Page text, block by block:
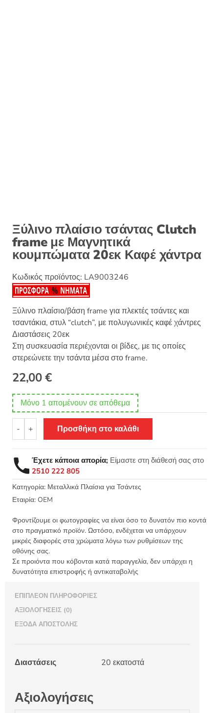
Ξύλινο πλαίσιο τσάντας Clutch
frame με Μαγνητικά
κουμπώματα 20εκ Καφέ χάντρα
Κωδικός προϊόντος: LA9003246
Ξύλινο πλαίσιο/βάση frame για πλεκτές τσάντες και
τσαντάκια, στυλ “clutch”, με πολυγωνικές καφέ χάντρες
Διαστάσεις 20εκ
Στη συσκευασία περιέχονται οι βίδες, με τις οποίες
στερεώνετε την τσάντα μέσα στο frame.
22,00€
Μόνο 1 απομένουν σε απόθεμα
-
πλαίσιο
Clutch
frame
με
Μαγνητικά
κουμπώματα
Καφέ
χάντρα
ποσότητα
+ Προσθήκη στο καλάθι
Έχετε κάποια απορία; Είμαστε στη διάθεσή σας στο
2510 222 805
Κατηγορία: Μεταλλικά Πλαίσια για Τσάντες
Εταιρία: OEM
Φροντίζουμε οι φωτογραφίες να είναι όσο το δυνατόν πιο κοντά
στο πραγματικό προϊόν. Ωστόσο, ενδέχεται να υπάρχουν
μικρές διαφορές στα χρώματα λόγω των ρυθμίσεων της
οθόνης σας.
Σε προιόντα που κόβονται κατά παραγγελία, δεν υπάρχει η
δυνατότητα επιστροφής ή αντικαταβολής
ΕΠΙΠΛΈΟΝ ΠΛΗΡΟΦΟΡΊΕΣ
ΑΞΙΟΛΟΓΉΣΕΙΣ (0)
ΈΞΟΔΑ ΑΠΟΣΤΟΛΉΣ
Διαστάσεις 20 εκατοστά
Αξιολογήσεις